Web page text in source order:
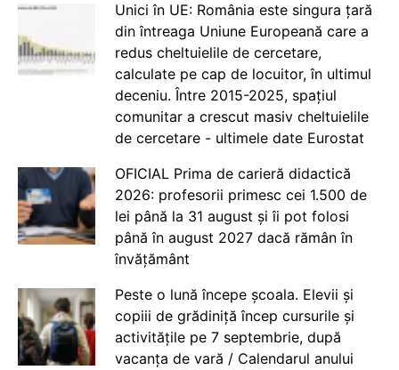
Unici în UE: România este singura țară
din întreaga Uniune Europeană care a
redus cheltuielile de cercetare,
calculate pe cap de locuitor, în ultimul
deceniu. Între 2015-2025, spațiul
comunitar a crescut masiv cheltuielile
de cercetare - ultimele date Eurostat
OFICIAL Prima de carieră didactică
2026: profesorii primesc cei 1.500 de
lei până la 31 august și îi pot folosi
până în august 2027 dacă rămân în
învățământ
Peste o lună începe școala. Elevii și
copiii de grădiniță încep cursurile și
activitățile pe 7 septembrie, după
vacanța de vară / Calendarul anului